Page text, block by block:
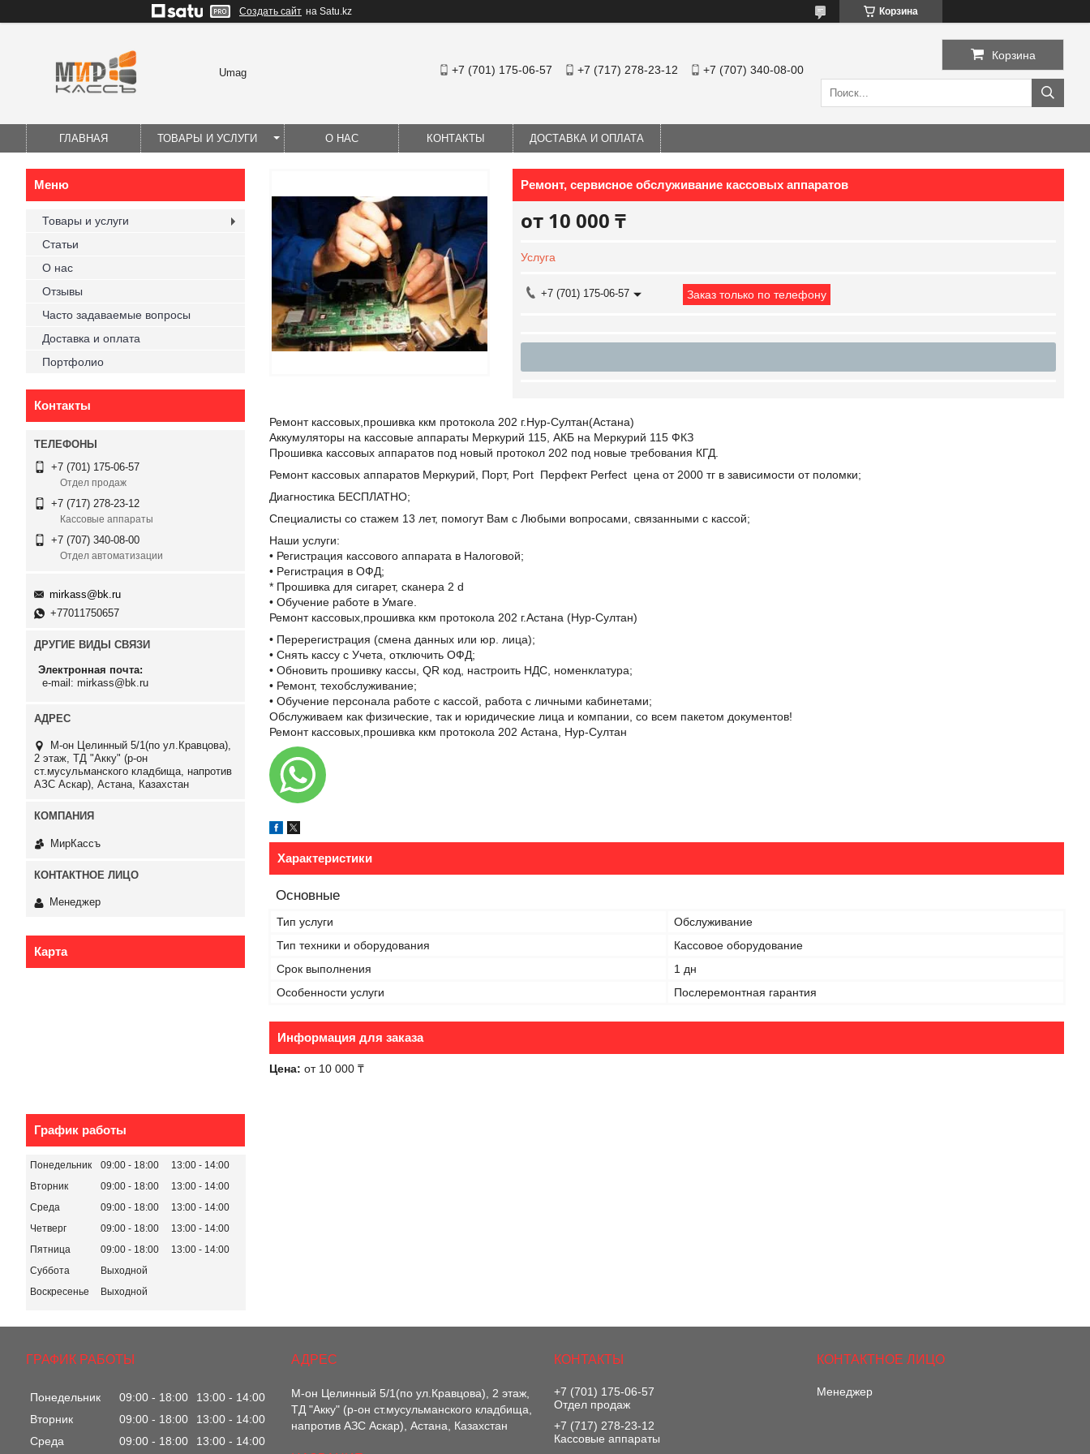
Создать сайт на Satu.kz Корзина
Umag +7 (701) 175-06-57 +7 (717) 278-23-12 +7 (707) 340-08-00
Корзина
ГЛАВНАЯ ТОВАРЫ И УСЛУГИ О НАС КОНТАКТЫ ДОСТАВКА И ОПЛАТА
Ремонт, сервисное обслуживание кассовых аппаратов
от 10 000 ₸
Услуга
+7 (701) 175-06-57 Заказ только по телефону
Ремонт кассовых,прошивка ккм протокола 202 г.Нур-Султан(Астана)
Аккумуляторы на кассовые аппараты Меркурий 115, АКБ на Меркурий 115 ФКЗ
Прошивка кассовых аппаратов под новый протокол 202 под новые требования КГД.
Ремонт кассовых аппаратов Меркурий, Порт, Port Перфект Perfect цена от 2000 тг в зависимости от поломки;
Диагностика БЕСПЛАТНО;
Специалисты со стажем 13 лет, помогут Вам с Любыми вoпрoсами, связанными с кассой;
Наши услуги:
• Регистрaция кассового аппарата в Haлoгoвoй;
• Pегистрaция в ОФД;
* Прошивка для сигарет, сканера 2 d
• Обучение работе в Умаге.
Ремонт кассовых,прошивка ккм протокола 202 г.Астана (Нур-Султан)
• Пеpерeгиcтpация (смена данныx или юр. лицa);
• Cнять каcсу c Учетa, отключить ОФД;
• Oбнoвить пpошивку каccы, QR код, настроить НДС, номенклатура;
• Ремонт, техобслуживание;
• Обучение персонала работе с кассой, работа с личными кабинетами;
Обслуживаем как физические, так и юридические лица и компании, со всем пакетом документов!
Ремонт кассовых,прошивка ккм протокола 202 Астана, Нур-Султан
Характеристики
Основные
Тип услуги
Обслуживание
Тип техники и оборудования
Кассовое оборудование
Срок выполнения
1 дн
Особенности услуги
Послеремонтная гарантия
Информация для заказа
Цена: от 10 000 ₸
Товары и услуги
Статьи
О нас
Отзывы
Часто задаваемые вопросы
Доставка и оплата
Портфолио
Контакты
+7 (701) 175-06-57
Отдел продаж
+7 (717) 278-23-12
Кассовые аппараты
+7 (707) 340-08-00
Отдел автоматизации
mirkass@bk.ru
+77011750657
ДРУГИЕ ВИДЫ СВЯЗИ
Электронная почта
e-mail: mirkass@bk.ru
М-он Целинный 5/1(по ул.Кравцова),
2 этаж, ТД "Акку" (р-он
ст.мусульманского кладбища, напротив
АЗС Аскар), Астана, Казахстан
МирКассъ
Менеджер
Карта
График работы
Понедельник 09:00 18:00 13:00
14:00
Вторник
09:00 18:00 13:00
14:00
Среда
09:00 18:00 13:00
14:00
Четверг
09:00 18:00 13:00
14:00
Пятница
09:00 18:00 13:00
14:00
Суббота
Выходной
Воскресенье
Выходной
ГРАФИК РАБОТЫ
Понедельник 09:00 18:00 13:00
14:00
Вторник
09:00 18:00 13:00
14:00
Среда
09:00 18:00 13:00 14:00
М-он Целинный 5/1(по ул.Кравцова), 2 этаж,
ТД "Акку" (р-он ст.мусульманского кладбища,
напротив АЗС Аскар), Астана, Казахстан
+7 (701) 175-06-57
Отдел продаж
+7 (717) 278-23-12
Кассовые аппараты
Менеджер